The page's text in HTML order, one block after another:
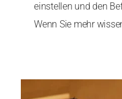
einstellen und den
Wenn Sie mehr